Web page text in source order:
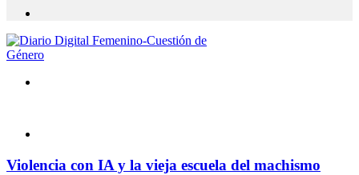
Violencia con IA y la vieja escuela del machismo